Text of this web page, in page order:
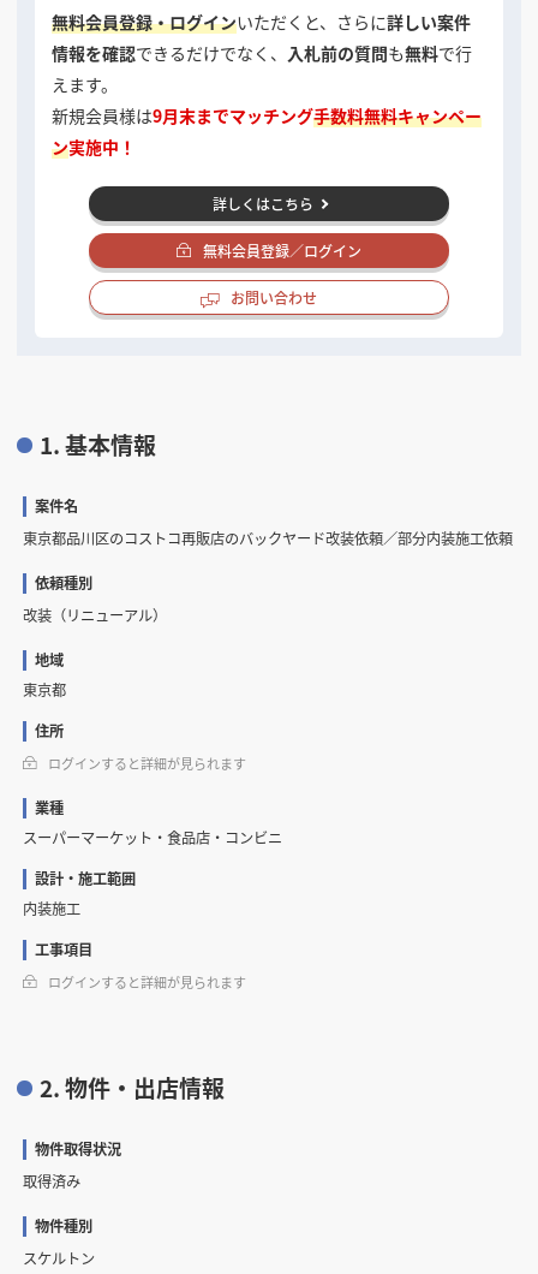
無料会員登録・ログインいただくと、さらに詳しい案件
情報を確認できるだけでなく、 入札前の質問も無料で行
えます。
新規会員様は9月末までマッチング手数料無料キャンペー
ン実施中！
詳しくはこちら
無料会員登録／ログイン
お問い合わせ
1. 基本情報
案件名
東京都品川区のコストコ再販店のバックヤード改装依頼／部分内装施工依頼
依頼種別
改装（リニューアル）
地域
東京都
住所
ログインすると詳細が見られます
業種
スーパーマーケット・食品店・コンビニ
設計・施工範囲
内装施工
工事項目
ログインすると詳細が見られます
2. 物件・出店情報
物件取得状況
取得済み
物件種別
スケルトン